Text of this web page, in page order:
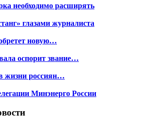
необходимо расширять
глазами журналиста
новую…
оспорит звание…
жизни россиян…
Минэнерго России